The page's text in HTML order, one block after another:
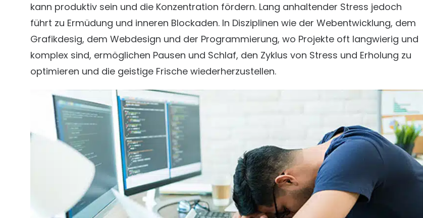
kann produktiv sein und die Konzentration fördern. Lang anhaltender Stress jedoch
führt zu Ermüdung und inneren Blockaden. In Disziplinen wie der Webentwicklung, dem
Grafikdesig, dem Webdesign und der Programmierung, wo Projekte oft langwierig und
komplex sind, ermöglichen Pausen und Schlaf, den Zyklus von Stress und Erholung zu
optimieren und die geistige Frische wiederherzustellen.